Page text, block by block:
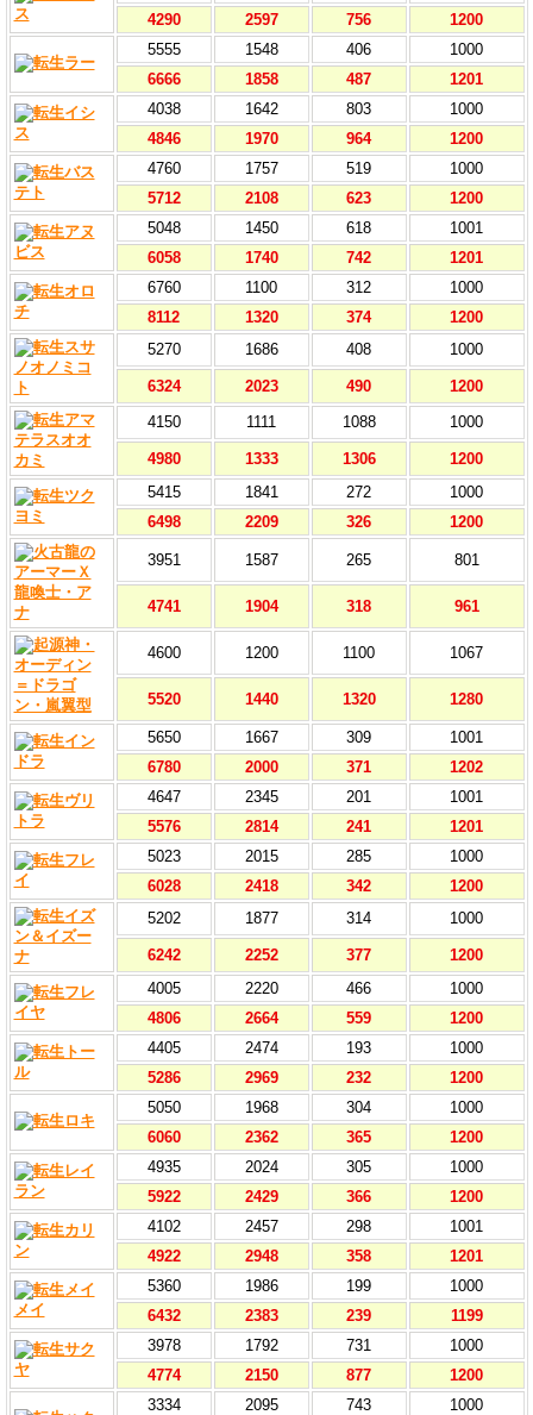
4290
2597 756
1200
5555
1548 406
1000
6666
1858 487
1201
4038
1642 803
1000
4846
1970 964
1200
4760
1757 519
1000
5712
2108 623
1200
5048
1450 618
1001
6058
1740 742
1201
6760
1100 312
1000
8112
1320 374
1200
5270
1686 408 1000
6324 2023 490
1200
4150
1111 1088 1000
4980 1333 1306
1200
5415
1841 272
1000
6498
2209 326 1200
3951 1587 265 801
4741 1904 318 961
4600 1200 1100 1067
5520 1440 1320 1280
5650 1667 309
1001
6780
2000 371
1202
4647
2345 201
1001
5576
2814 241
1201
5023
2015 285
1000
6028
2418 342
1200
5202
1877 314 1000
6242 2252 377
1200
4005
2220 466
1000
4806
2664 559
1200
4405
2474 193
1000
5286
2969 232
1200
5050
1968 304
1000
6060
2362 365
1200
4935
2024 305
1000
5922
2429 366
1200
4102
2457 298
1001
4922
2948 358
1201
5360
1986 199
1000
6432
2383 239
1199
3978
1792 731
1000
4774
2150 877
1200
3334
2095 743
1000